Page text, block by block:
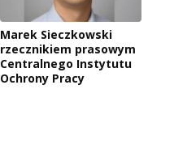
Marek Sieczkowski
rzecznikiem prasowym
Centralnego Instytutu
Ochrony Pracy